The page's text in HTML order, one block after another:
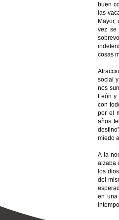
buen
las
vez se
cosas
social
nos
León y
con
por el
años
miedo
A la
alzaba
los
del
en una